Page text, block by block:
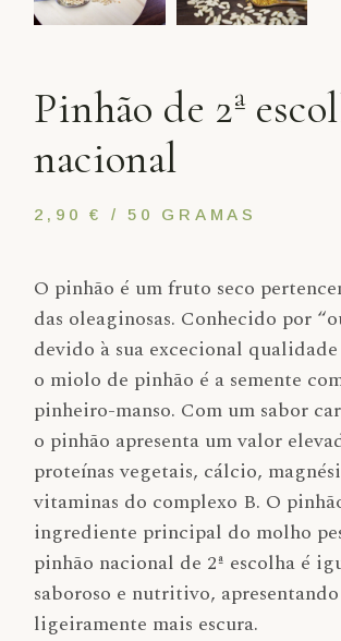
Pinhão de 2ª
nacional
2,90 € / 50 GRAMAS
O pinhão é um fruto seco
das oleaginosas. Conhecido por
devido à sua excecional
o miolo de pinhão é a semente
pinheiro-manso. Com um sabor
o pinhão apresenta um valor
proteínas vegetais, cálcio,
vitaminas do complexo B. O
ingrediente principal do molho
pinhão nacional de 2ª escolha é
saboroso e nutritivo,
ligeiramente mais escura.